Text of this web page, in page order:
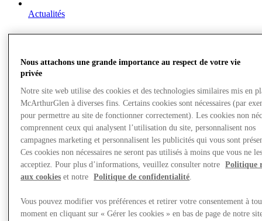
Actualités
Nous attachons une grande importance au respect de votre vie
privée
Notre site web utilise des cookies et des technologies similaires mis en
McArthurGlen à diverses fins. Certains cookies sont nécessaires (par
pour permettre au site de fonctionner correctement). Les cookies non
comprennent ceux qui analysent l’utilisation du site, personnalisent nos
campagnes marketing et personnalisent les publicités qui vous sont
Ces cookies non nécessaires ne seront pas utilisés à moins que vous ne
acceptiez. Pour plus d’informations, veuillez consulter notre
Politique
aux cookies et notre Politique de confidentialité.
Vous pouvez modifier vos préférences et retirer votre consentement à
moment en cliquant sur « Gérer les cookies » en bas de page de notre